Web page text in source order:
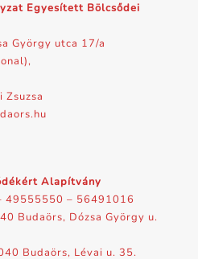
Egyesített Bölcsődei
György utca 17/a
Zsuzsa
Alapítvány
49555550 – 56491016
Budaörs, Dózsa György u.
Budaörs, Lévai u. 35.